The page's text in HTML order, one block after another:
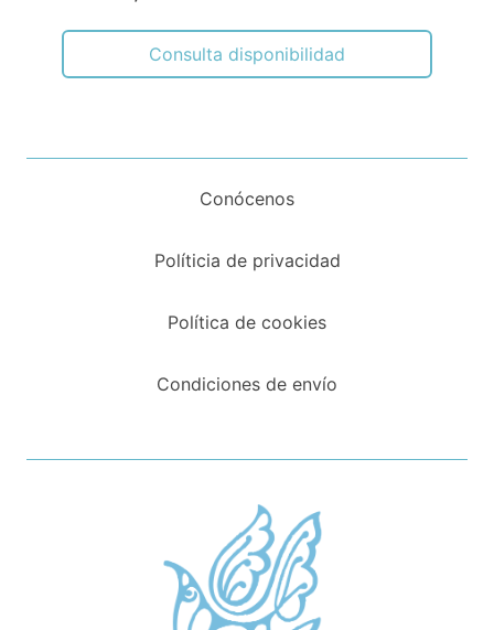
Consulta disponibilidad
Conócenos
Políticia de privacidad
Política de cookies
Condiciones de envío